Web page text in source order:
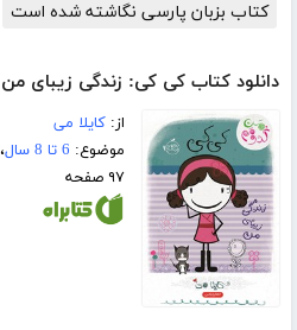
کتاب بزبان پارسی نگاشته شده است
دانلود کتاب کی کی: زندگی زیبای من
از:کایلا می
موضوع: 6 تا 8 سال ،
۹۷ صفحه